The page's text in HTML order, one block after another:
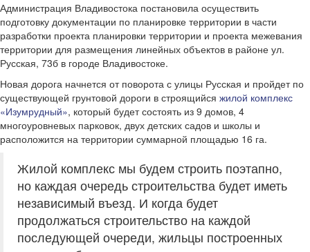
Администрация Владивостока постановила осуществить
подготовку документации по планировке территории в части
разработки проекта планировки территории и проекта межевания
территории для размещения линейных объектов в районе ул.
Русская, 73б в городе Владивостоке.
Новая дорога начнется от поворота с улицы Русская и пройдет по
существующей грунтовой дороги в строящийся жилой комплекс
«Изумрудный», который будет состоять из 9 домов, 4
многоуровневых парковок, двух детских садов и школы и
расположится на территории суммарной площадью 16 га.
Жилой комплекс мы будем строить поэтапно,
но каждая очередь строительства будет иметь
независимый въезд. И когда будет
продолжаться строительство на каждой
последующей очереди, жильцы построенных